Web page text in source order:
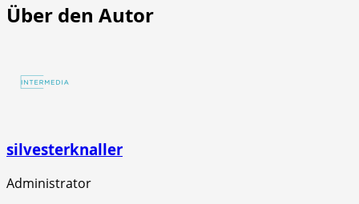
Über den Autor
silvesterknaller
Administrator